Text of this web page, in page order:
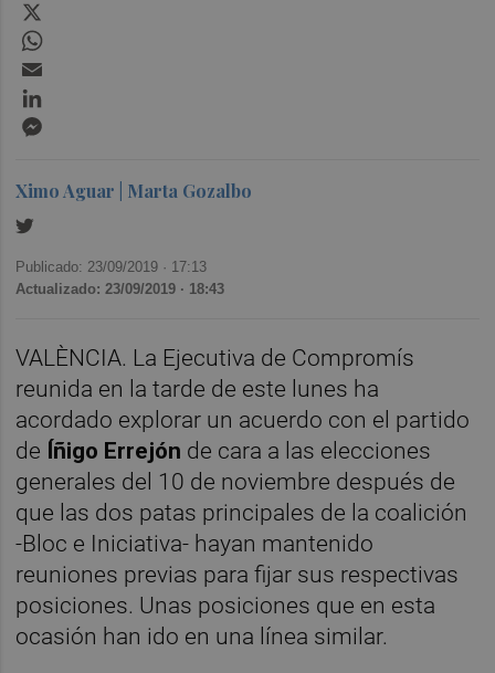
Ximo Aguar | Marta Gozalbo
Publicado: 23/09/2019 · 17:13
Actualizado: 23/09/2019 · 18:43
VALÈNCIA. La Ejecutiva de Compromís
reunida en la tarde de este lunes ha
acordado explorar un acuerdo con el partido
de Íñigo Errejón de cara a las elecciones
generales del 10 de noviembre después de
que las dos patas principales de la coalición
-Bloc e Iniciativa- hayan mantenido
reuniones previas para fijar sus respectivas
posiciones. Unas posiciones que en esta
ocasión han ido en una línea similar.